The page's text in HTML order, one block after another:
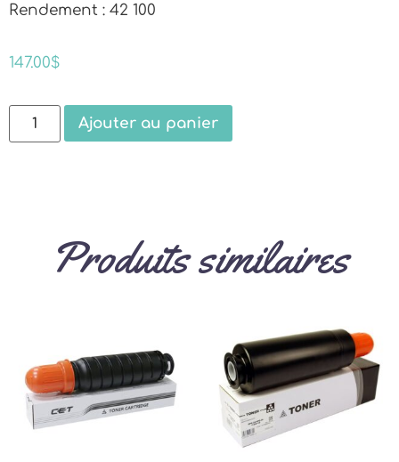
Rendement : 42 100
147.00$
Ajouter au panier
Produits similaires